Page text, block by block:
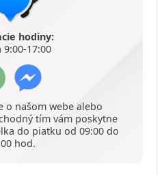
hodiny:
9:00-17:00
o našom webe alebo
tím vám poskytne
do piatku od 09:00 do
hod.